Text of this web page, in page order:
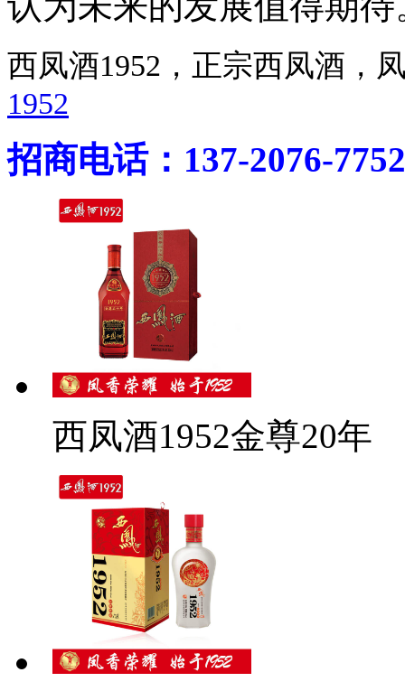
西凤酒1952，正宗西凤酒
1952
招商电话：137-2076-7752
西凤酒1952金尊20年